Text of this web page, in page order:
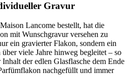
Gravur
Lancome bestellt, hat die
mit Wunschgravur versehen zu
ein gravierter Flakon, sondern ein
viele Jahre hinweg begleitet – so
der edlen Glasflasche dem Ende
nachgefüllt und immer